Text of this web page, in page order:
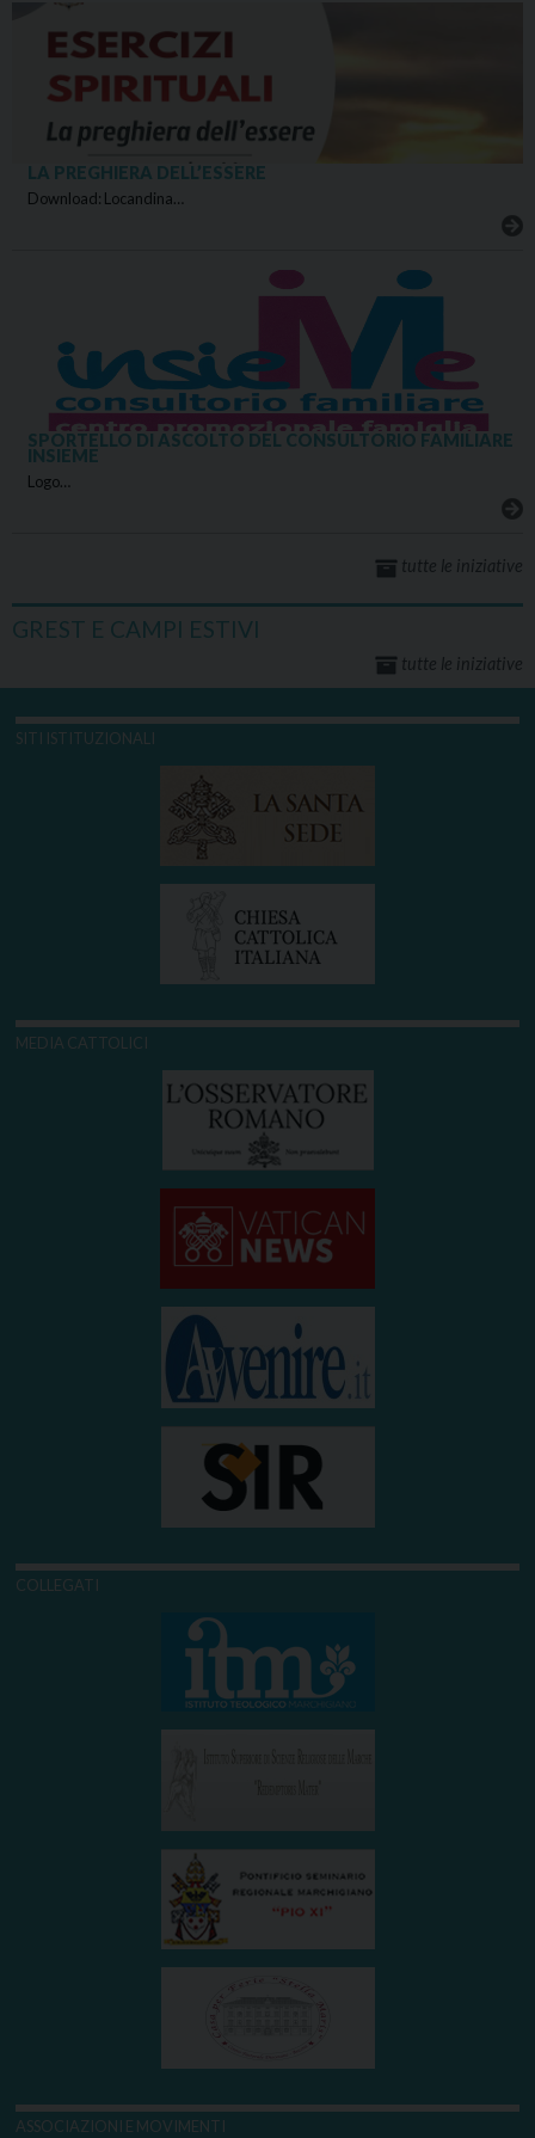
LA PREGHIERA DELL’ESSERE
Download: Locandina…
SPORTELLO DI ASCOLTO DEL CONSULTORIO FAMILIARE
INSIEME
Logo…
tutte le iniziative
GREST E CAMPI ESTIVI
tutte le iniziative
SITI ISTITUZIONALI
MEDIA CATTOLICI
COLLEGATI
ASSOCIAZIONI E MOVIMENTI